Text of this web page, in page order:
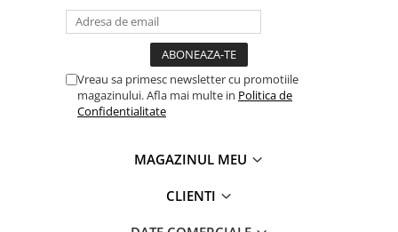
Vreau sa primesc newsletter cu promotiile
magazinului. Afla mai multe in Politica de
Confidentialitate
MAGAZINUL MEU
CLIENTI